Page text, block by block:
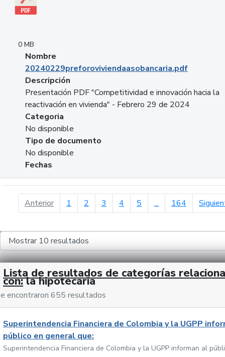
0 MB
Nombre
20240229preforoviviendaasobancaria.pdf
Descripción
Presentación PDF "Competitividad e innovación hacia la
reactivación en vivienda" - Febrero 29 de 2024
Categoria
No disponible
Tipo de documento
No disponible
Fechas
Anteriorpágina anterior
1 2 3 4 5 ... 164
Lista de resultados de categorías
con: la hipotecaria
encontraron 655 resultados
Superintendencia Financiera de Colombia y la UGPP
público en general que:
Superintendencia Financiera de Colombia y la UGPP informan al